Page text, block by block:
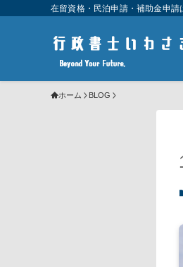
在留資格・民泊申請・補助金申
ホーム BLOG